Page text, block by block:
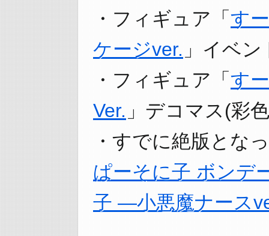
・フィギュア「 す
ケージver. 」イベ
・フィギュア「 す
Ver. 」デコマス(彩
・すでに絶版とな
ぱーそに子 ボンデ
子 —小悪魔ナース